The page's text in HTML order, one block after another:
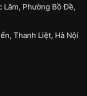
Lâm, Phường Bồ Đề,
Thanh Liệt, Hà Nội